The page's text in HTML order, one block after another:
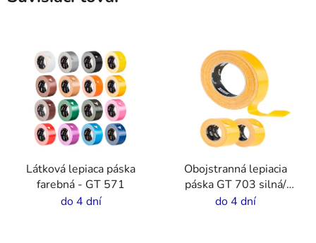
Látková lepiaca páska
farebná - GT 571
do 4 dní
Obojstranná lepiacia
páska GT 703 silná/
tenká
do 4 dní